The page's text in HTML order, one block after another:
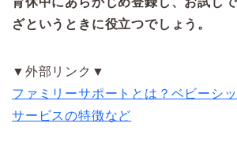
ざというときに役立つでしょう。
▼外部リンク▼
ファミリーサポートとは？ベビーシ
サービスの特徴など